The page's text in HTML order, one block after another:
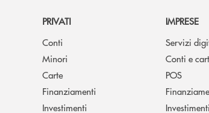
PRIVATI
Conti
Minori
Carte
Finanziamenti
Investimenti
IMPRESE
Servizi
Conti e
POS
Investimenti